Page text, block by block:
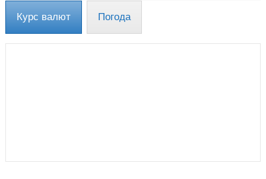
Курс валют Погода